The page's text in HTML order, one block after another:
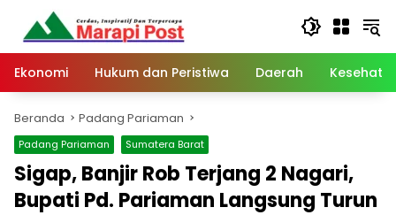
Langsung
konten
Ekonomi
Hukum dan Peristiwa Daerah
Beranda Padang Pariaman
Padang Pariaman Sumatera Barat
Sigap, Banjir Rob Terjang 2 Nagari,
Bupati Pd. Pariaman Langsung Turun